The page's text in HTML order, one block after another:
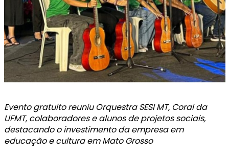
Evento gratuito reuniu Orquestra SESI MT, Coral da
UFMT, colaboradores e alunos de projetos sociais,
destacando o investimento da empresa em
educação e cultura em Mato Grosso